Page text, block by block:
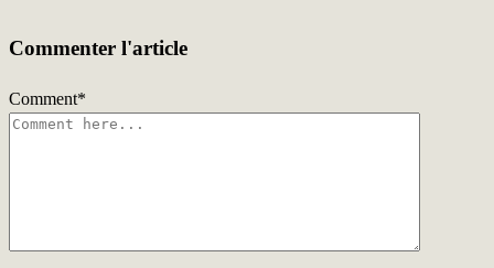
Commenter l'article
Comment*